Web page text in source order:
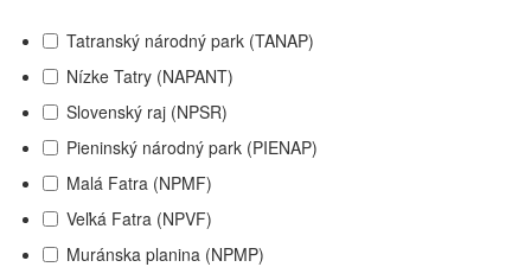
Tatranský národný park (TANAP)
Nízke Tatry (NAPANT)
Slovenský raj (NPSR)
Pieninský národný park (PIENAP)
Malá Fatra (NPMF)
Veľká Fatra (NPVF)
Muránska planina (NPMP)